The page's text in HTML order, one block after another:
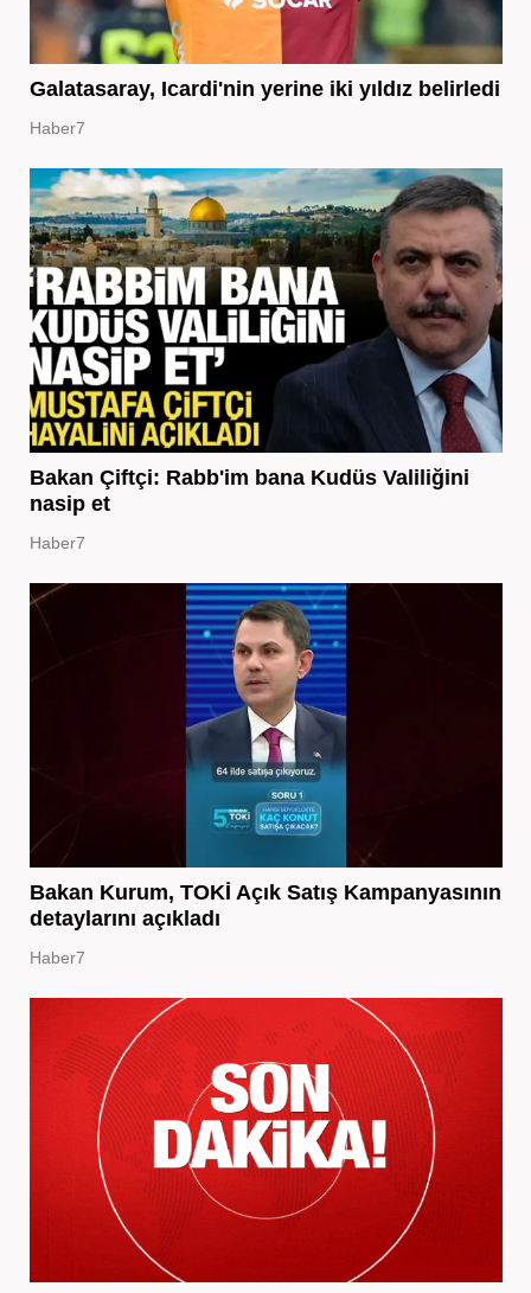
Galatasaray, Icardi'nin yerine iki yıldız belirledi
Haber7
Bakan Çiftçi: Rabb'im bana Kudüs Valiliğini
nasip et
Haber7
Bakan Kurum, TOKİ Açık Satış Kampanyasının
detaylarını açıkladı
Haber7